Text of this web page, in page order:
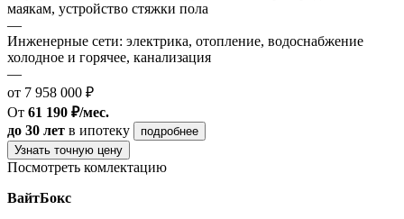
маякам, устройство стяжки пола
—
Инженерные сети: электрика, отопление, водоснабжение
холодное и горячее, канализация
—
от 7 958 000 ₽
От 61 190 ₽/мес.
до 30 лет в ипотеку
подробнее
Узнать точную цену
Посмотреть комлектацию
ВайтБокс